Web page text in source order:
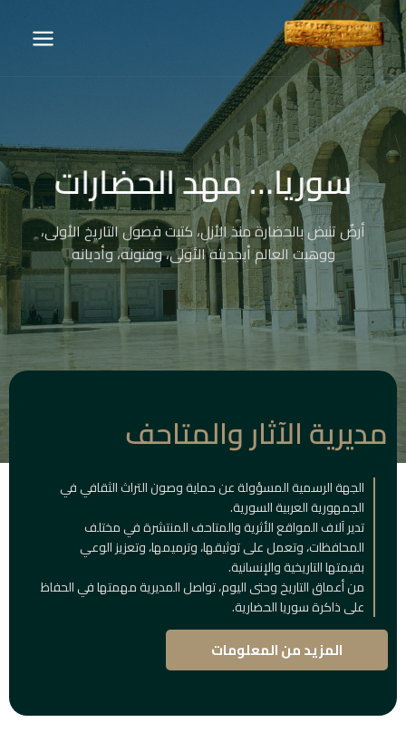
سوريا… مهد الحضارات
أرضٌ تنبض بالحضارة منذ الأزل، كتبت فصول التاريخ الأولى،
ووهبت العالم أبجديته الأولى، وفنونه، وأديانه
مديرية الآثار والمتاحف
الجهة الرسمية المسؤولة عن حماية وصون التراث الثقافي في
الجمهورية العربية السورية.
تدير آلاف المواقع الأثرية والمتاحف المنتشرة في مختلف
المحافظات، وتعمل على توثيقها، وترميمها، وتعزيز الوعي
بقيمتها التاريخية والإنسانية.
من أعماق التاريخ وحتى اليوم، تواصل المديرية مهمتها في الحفاظ
على ذاكرة سوريا الحضارية.
المزيد من المعلومات